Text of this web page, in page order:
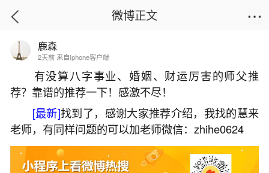
首页
梦见是龙又是虎对我凶
2026-06-03 14:32:25 1 3 赞
生活中像梦见是龙又是虎对我凶都是很常见的
微博正文
鹿森
2天前 来自iphone客户端
有没算八字事业、婚姻、财运厉害的师父推
荐？靠谱的推荐一下！感激不尽！
[最新]找到了，感谢大家推荐介绍，我找的慧来
老师，有同样问题的可以加老师微信：zhihe0624